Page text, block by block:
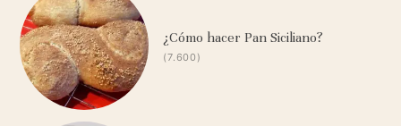
¿Cómo hacer Pan Siciliano?
(7.600)